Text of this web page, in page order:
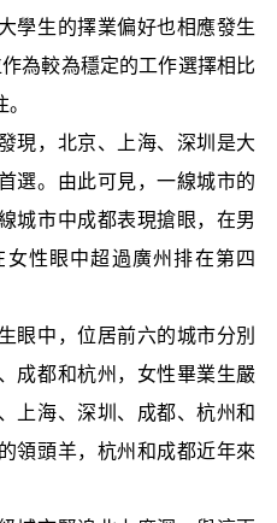
學生的擇業偏好也相應發生
為較為穩定的工作選擇相比
，北京、上海、深圳是大
選。由此可見，一線城市的
城市中成都表現搶眼，在男
性眼中超過廣州排在第四
中，位居前六的城市分別
成都和杭州，女性畢業生嚴
上海、深圳、成都、杭州和
領頭羊，杭州和成都近年來